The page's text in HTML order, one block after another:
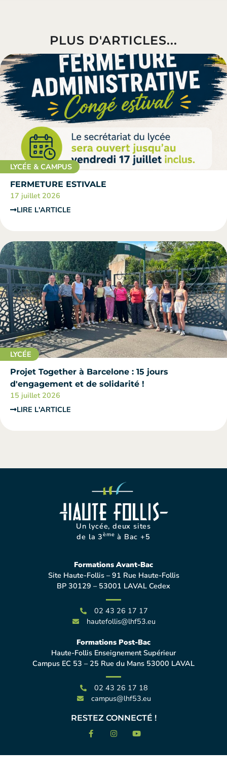
PLUS D'ARTICLES...
LYCÉE & CAMPUS
FERMETURE ESTIVALE
17 juillet 2026
LIRE L'ARTICLE
LYCÉE
Projet Together à Barcelone : 15 jours
d'engagement et de solidarité !
15 juillet 2026
LIRE L'ARTICLE
Un lycée, deux sites
de la 3ème à Bac +5
Formations Avant-Bac
Site Haute-Follis – 91 Rue Haute-Follis
BP 30129 – 53001 LAVAL Cedex
02 43 26 17 17
hautefollis@lhf53.eu
Formations Post-Bac
Haute-Follis Enseignement Supérieur
Campus EC 53 – 25 Rue du Mans 53000 LAVAL
02 43 26 17 18
campus@lhf53.eu
RESTEZ CONNECTÉ !